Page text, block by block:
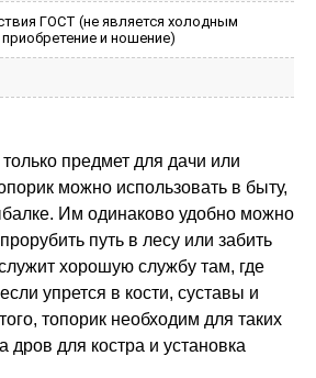
ГОСТ (не является холодным
и ношение)
предмет для дачи или
можно использовать в быту,
Им одинаково удобно можно
путь в лесу или забить
хорошую службу там, где
упрется в кости, суставы и
топорик необходим для таких
дров для костра и установка